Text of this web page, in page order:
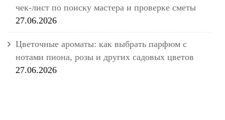
чек-лист по поиску мастера и проверке сметы
27.06.2026
Цветочные ароматы: как выбрать парфюм с
нотами пиона, розы и других садовых цветов
27.06.2026